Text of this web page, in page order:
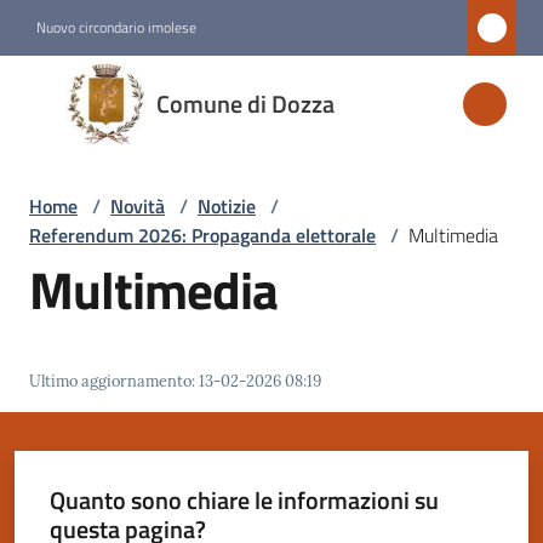
Nuovo circondario imolese
Comune di Dozza
Comune
di
Dozza
Servizi
Vivere
Dozza
Home / Novità / Notizie /
Referendum 2026: Propaganda elettorale / Multimedia
Multimedia
Ultimo aggiornamento:13-02-2026 08:19
Quanto sono chiare le informazioni su
questa pagina?